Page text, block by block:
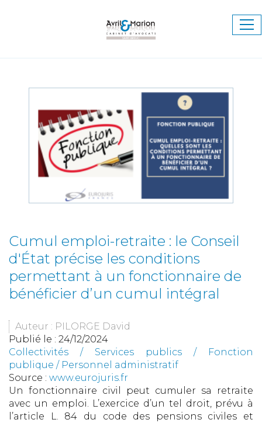
Cumul emploi-retraite : le Conseil
d'État précise les conditions
permettant à un fonctionnaire de
bénéficier d’un cumul intégral
Auteur : PILORGE David
Publié le : 24/12/2024
Collectivités / Services publics /
Fonction
publique / Personnel administratif
Source : www.eurojuris.fr
Un fonctionnaire civil peut cumuler sa retraite
avec un emploi. L’exercice d’un tel droit, prévu à
l’article L. 84 du code des pensions civiles et